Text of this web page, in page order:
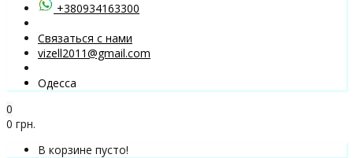
+380934163300
Связаться с нами
vizell2011@gmail.com
Одесса
0
0 грн.
В корзине пусто!